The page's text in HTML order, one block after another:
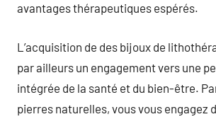
avantages thérapeutiques espérés.
L’acquisition de des bijoux de
par ailleurs un engagement vers une
intégrée de la santé et du bien-être.
pierres naturelles, vous vous engagez